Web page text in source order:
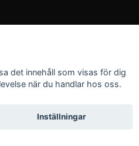
det innehåll som visas för dig
när du handlar hos oss.
Inställningar